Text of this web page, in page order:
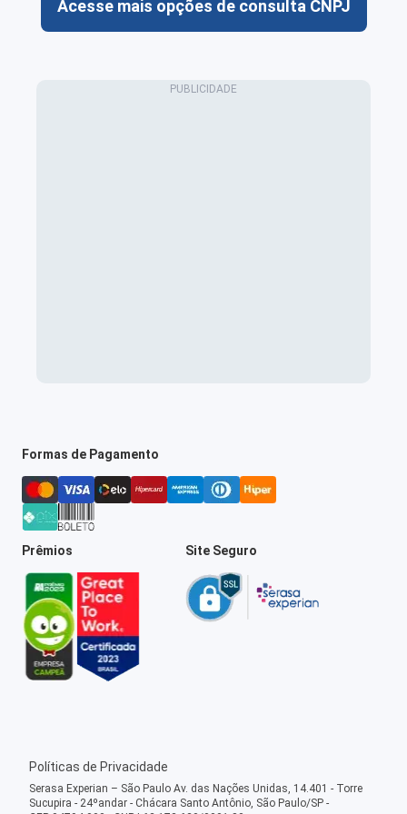
Acesse mais opções de consulta CNPJ
Formas de Pagamento
Prêmios Site Seguro
Políticas de Privacidade
Serasa Experian – São Paulo Av. das Nações Unidas, 14.401 - Torre
Sucupira - 24ºandar - Chácara Santo Antônio, São Paulo/SP -